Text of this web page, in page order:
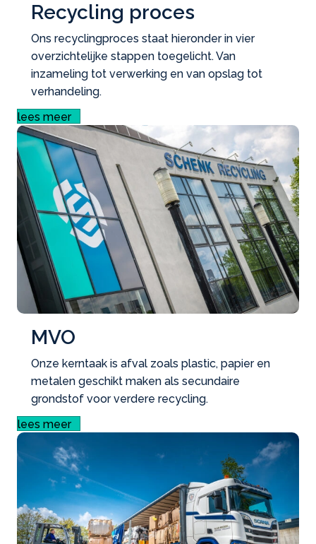
Recycling proces
Ons recyclingproces staat hieronder in vier
overzichtelijke stappen toegelicht. Van
inzameling tot verwerking en van opslag tot
verhandeling.
lees meer
MVO
Onze kerntaak is afval zoals plastic, papier en
metalen geschikt maken als secundaire
grondstof voor verdere recycling.
lees meer